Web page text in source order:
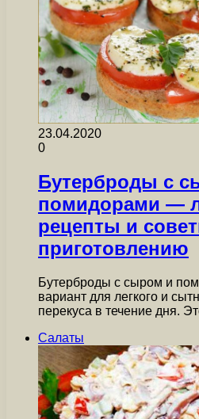
23.04.2020
0
Бутерброды с
помидорами —
рецепты и
приготовлению
Бутерброды с сыром и
вариант для легкого и
перекуса в течение дня.
Салаты